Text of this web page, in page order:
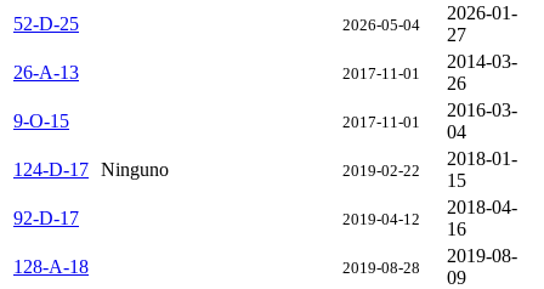
52-D-25
2026-05-04
2026-01-
27
26-A-13
2017-11-01
2014-03-
26
9-O-15
2017-11-01
2016-03-
04
124-D-17 Ninguno 2019-02-22
2018-01-
15
92-D-17
2019-04-12
2018-04-
16
128-A-18
2019-08-28
2019-08-
09